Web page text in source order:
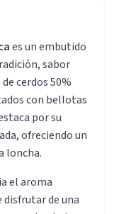
es un embutido
sabor
cerdos 50%
con bellotas
por su
ofreciendo un
loncha.
el aroma
de una